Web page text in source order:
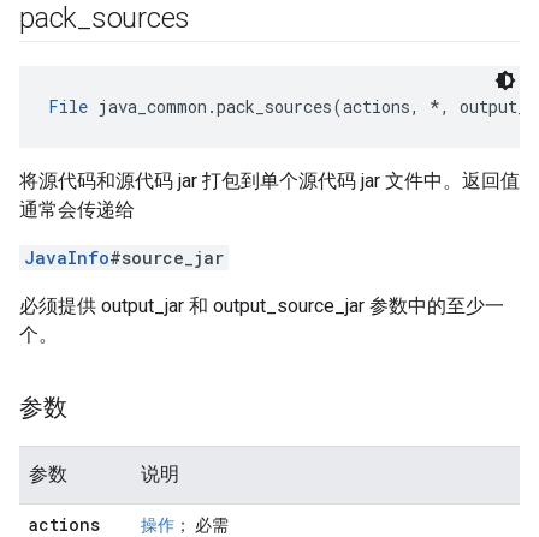
pack sources
File java_common.pack_sources(actions, *,
将源代码和源代码 jar 打包到单个源代码 jar 文件中。返回值
通常会传递给
JavaInfo#source_jar
必须提供 output_jar 和 output_source_jar 参数中的至少一
个。
参数
参数 说明
actions 操作 ； 必需